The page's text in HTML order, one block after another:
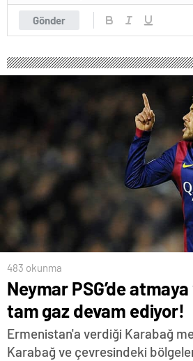
Gönder
483 okunma
Neymar PSG’de
tam gaz devam ediyor!
Ermenistan'a verdiği Karabağ
Karabağ ve çevresindeki